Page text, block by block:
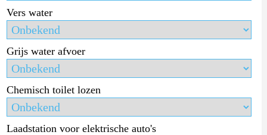
Vers water
Grijs water afvoer
Chemisch toilet lozen
Laadstation voor elektrische auto's